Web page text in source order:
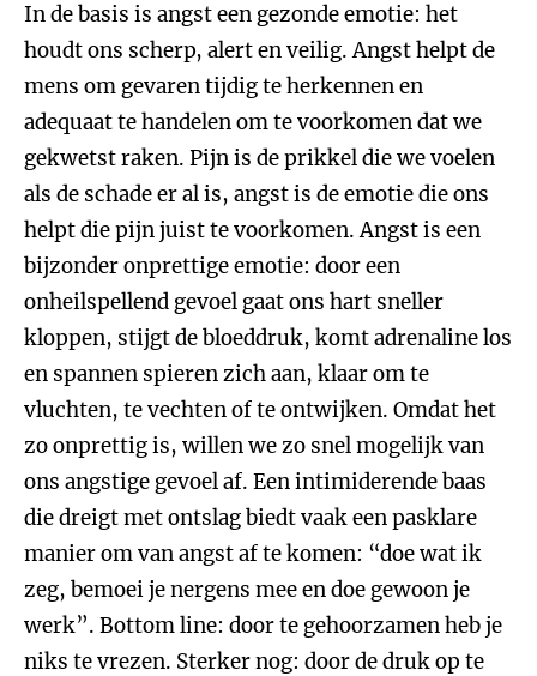
In de basis is angst een gezonde emotie: het
houdt ons scherp, alert en veilig. Angst helpt de
mens om gevaren tijdig te herkennen en
adequaat te handelen om te voorkomen dat we
gekwetst raken. Pijn is de prikkel die we voelen
als de schade er al is, angst is de emotie die ons
helpt die pijn juist te voorkomen. Angst is een
bijzonder onprettige emotie: door een
onheilspellend gevoel gaat ons hart sneller
kloppen, stijgt de bloeddruk, komt adrenaline los
en spannen spieren zich aan, klaar om te
vluchten, te vechten of te ontwijken. Omdat het
zo onprettig is, willen we zo snel mogelijk van
ons angstige gevoel af. Een intimiderende baas
die dreigt met ontslag biedt vaak een pasklare
manier om van angst af te komen: “doe wat ik
zeg, bemoei je nergens mee en doe gewoon je
werk”. Bottom line: door te gehoorzamen heb je
niks te vrezen. Sterker nog: door de druk op te